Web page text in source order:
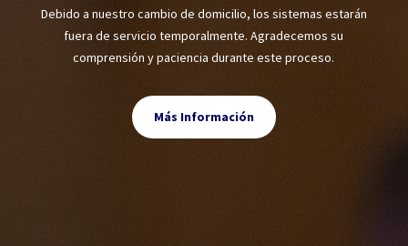
Debido a nuestro cambio de domicilio, los sistemas estarán
fuera de servicio temporalmente. Agradecemos su
comprensión y paciencia durante este proceso.
Más Información